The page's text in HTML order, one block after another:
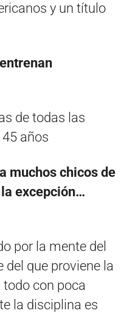
y un título
de todas las
años
muchos chicos de
la excepción…
por la mente del
del que proviene la
todo con poca
la disciplina es